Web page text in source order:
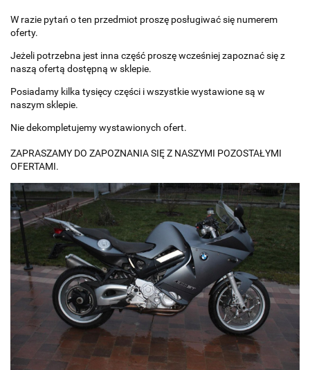
W razie pytań o ten przedmiot proszę posługiwać się numerem
oferty.
Jeżeli potrzebna jest inna część proszę wcześniej zapoznać się z
naszą ofertą dostępną w sklepie.
Posiadamy kilka tysięcy części i wszystkie wystawione są w
naszym sklepie.
Nie dekompletujemy wystawionych ofert.
ZAPRASZAMY DO ZAPOZNANIA SIĘ Z NASZYMI POZOSTAŁYMI
OFERTAMI.